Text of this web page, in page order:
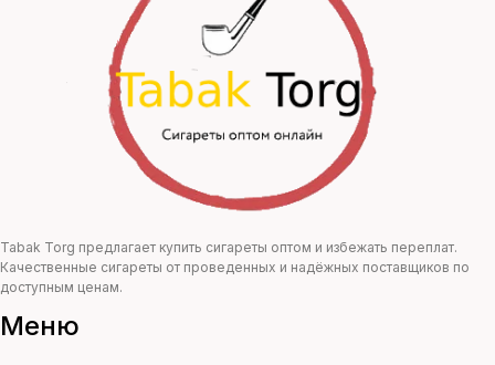
1500,00 ₽.
Tabak Torg предлагает купить сигареты оптом и избежать переплат.
Качественные сигареты от проведенных и надёжных поставщиков по
доступным ценам.
Меню